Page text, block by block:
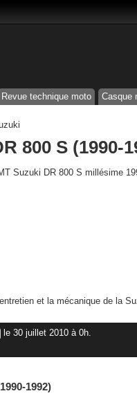
Revue technique moto Casque
800 S (1990-
Suzuki DR 800 S millésime
et la mécanique de la
le 30 juillet 2010 à 0h.
1992)